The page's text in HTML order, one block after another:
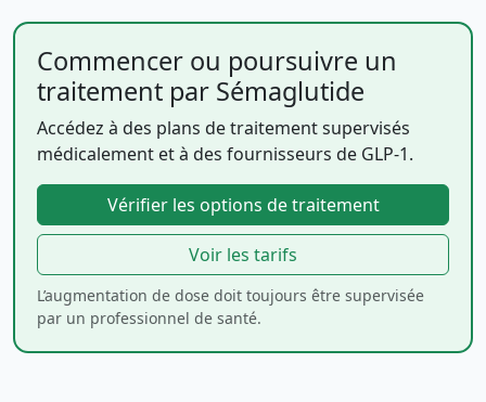
Commencer ou poursuivre un
traitement par Sémaglutide
Accédez à des plans de traitement supervisés
médicalement et à des fournisseurs de GLP-1.
Vérifier les options de traitement
Voir les tarifs
L’augmentation de dose doit toujours être supervisée
par un professionnel de santé.